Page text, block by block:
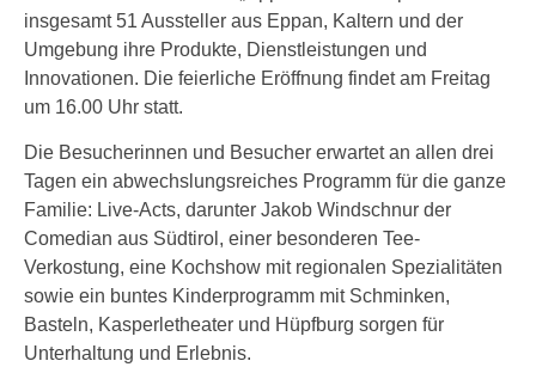
insgesamt 51 Aussteller aus Eppan, Kaltern und der
Umgebung ihre Produkte, Dienstleistungen und
Innovationen. Die feierliche Eröffnung findet am Freitag
um 16.00 Uhr statt.
Die Besucherinnen und Besucher erwartet an allen drei
Tagen ein abwechslungsreiches Programm für die ganze
Familie: Live-Acts, darunter Jakob Windschnur der
Comedian aus Südtirol, einer besonderen Tee-
Verkostung, eine Kochshow mit regionalen Spezialitäten
sowie ein buntes Kinderprogramm mit Schminken,
Basteln, Kasperletheater und Hüpfburg sorgen für
Unterhaltung und Erlebnis.